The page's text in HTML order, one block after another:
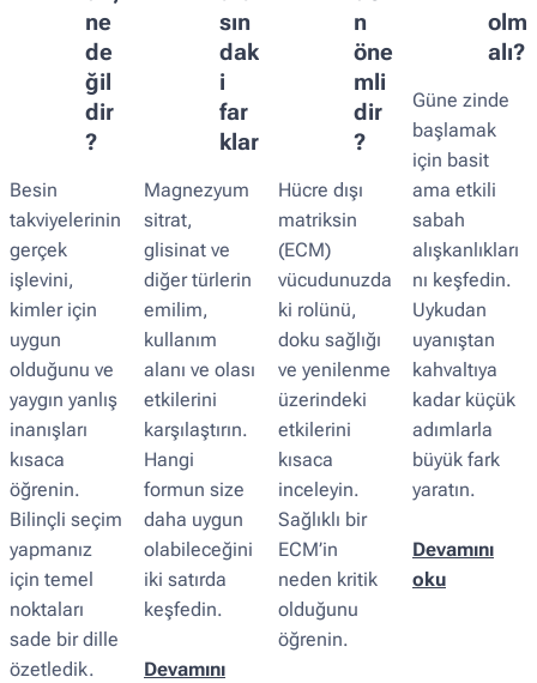
ne
de
ğil
dir
?
Besin
takviyelerinin
gerçek
işlevini,
kimler için
uygun
olduğunu ve
yaygın yanlış
inanışları
kısaca
öğrenin.
Bilinçli seçim
yapmanız
için temel
noktaları
sade bir dille
özetledik.
sın
dak
i
far
klar
Magnezyum
sitrat,
glisinat ve
diğer türlerin
emilim,
kullanım
alanı ve olası
etkilerini
karşılaştırın.
Hangi
formun size
daha uygun
olabileceğini
iki satırda
keşfedin.
Devamını
n
öne
mli
dir
?
Hücre dışı
matriksin
(ECM)
vücudunuzda
ki rolünü,
doku sağlığı
ve yenilenme
üzerindeki
etkilerini
kısaca
inceleyin.
Sağlıklı bir
ECM’in
neden kritik
olduğunu
öğrenin.
olm
alı?
Güne zinde
başlamak
için basit
ama etkili
sabah
alışkanlıkları
nı keşfedin.
Uykudan
uyanıştan
kahvaltıya
kadar küçük
adımlarla
büyük fark
yaratın.
Devamını
oku